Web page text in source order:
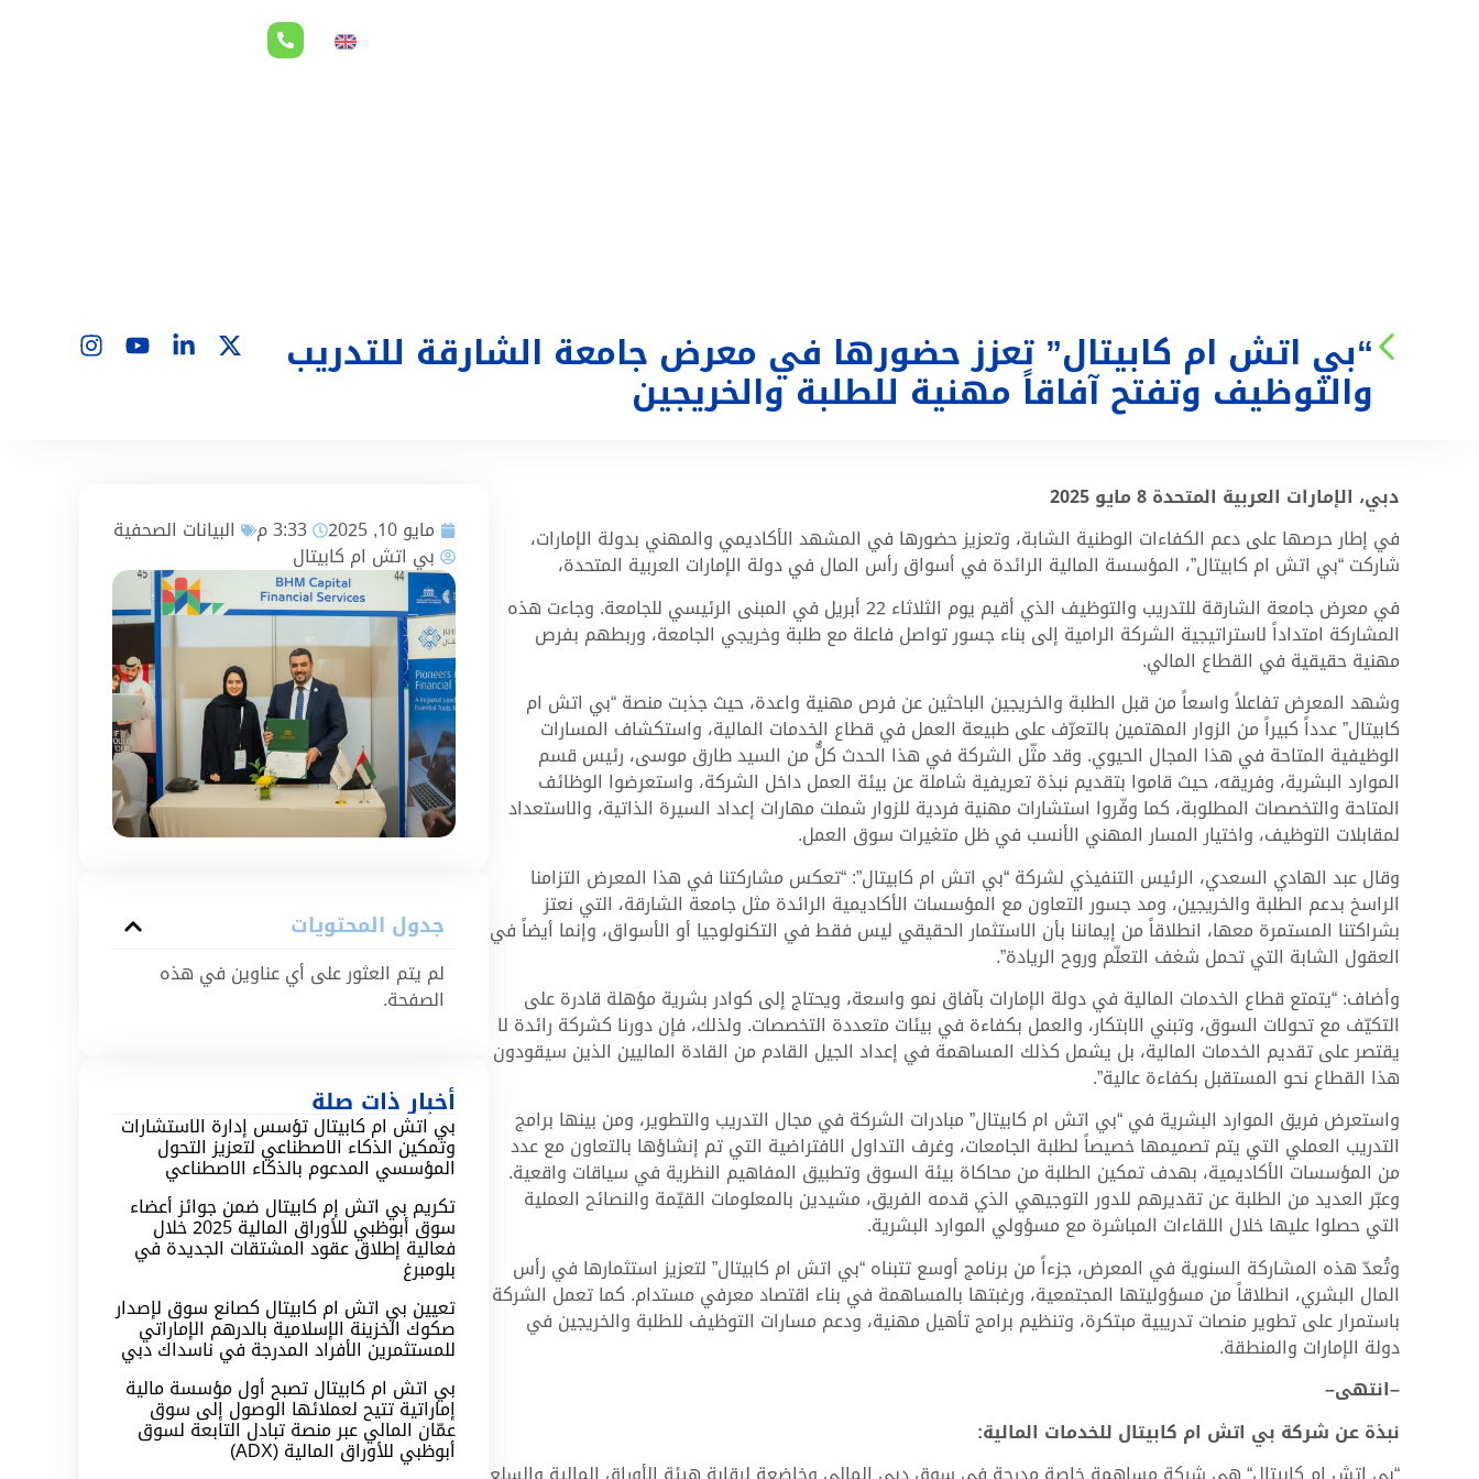
“بي اتش ام كابيتال” تعزز حضورها في معرض جامعة الشارقة للتدريب
والتوظيف وتفتح آفاقاً مهنية للطلبة والخريجين
مايو 10, 2025 3:33 م البيانات الصحفية
بي اتش ام كابيتال
جدول المحتويات
لم يتم العثور على أي عناوين في هذه
الصفحة.
أخبار ذات صلة
بي اتش ام كابيتال تؤسس إدارة الاستشارات
وتمكين الذكاء الاصطناعي لتعزيز التحول
المؤسسي المدعوم بالذكاء الاصطناعي
تكريم بي اتش إم كابيتال ضمن جوائز أعضاء
سوق أبوظبي للأوراق المالية 2025 خلال
فعالية إطلاق عقود المشتقات الجديدة في
بلومبرغ
تعيين بي اتش ام كابيتال كصانع سوق لإصدار
صكوك الخزينة الإسلامية بالدرهم الإماراتي
للمستثمرين الأفراد المدرجة في ناسداك دبي
بي اتش ام كابيتال تصبح أول مؤسسة مالية
إماراتية تتيح لعملائها الوصول إلى سوق
عمّان المالي عبر منصة تبادل التابعة لسوق
أبوظبي للأوراق المالية (ADX)
دبي، الإمارات العربية المتحدة8مايو2025
في إطار حرصها على دعم الكفاءات الوطنية الشابة، وتعزيز حضورها في المشهد الأكاديمي والمهني بدولة الإمارات،
شاركت “بي اتش ام كابيتال”، المؤسسة المالية الرائدة في أسواق رأس المال في دولة الإمارات العربية المتحدة،
في معرض جامعة الشارقة للتدريب والتوظيف الذي أقيم يوم الثلاثاء 22 أبريل في المبنى الرئيسي للجامعة. وجاءت هذه
المشاركة امتداداً لاستراتيجية الشركة الرامية إلى بناء جسور تواصل فاعلة مع طلبة وخريجي الجامعة، وربطهم بفرص
مهنية حقيقية في القطاع المالي.
وشهد المعرض تفاعلاً واسعاً من قبل الطلبة والخريجين الباحثين عن فرص مهنية واعدة، حيث جذبت منصة “بي اتش ام
كابيتال” عدداً كبيراً من الزوار المهتمين بالتعرّف على طبيعة العمل في قطاع الخدمات المالية، واستكشاف المسارات
الوظيفية المتاحة في هذا المجال الحيوي. وقد مثّل الشركة في هذا الحدث كلٌّ من السيد طارق موسى، رئيس قسم
الموارد البشرية، وفريقه، حيث قاموا بتقديم نبذة تعريفية شاملة عن بيئة العمل داخل الشركة، واستعرضوا الوظائف
المتاحة والتخصصات المطلوبة، كما وفّروا استشارات مهنية فردية للزوار شملت مهارات إعداد السيرة الذاتية، والاستعداد
لمقابلات التوظيف، واختيار المسار المهني الأنسب في ظل متغيرات سوق العمل.
وقال عبد الهادي السعدي، الرئيس التنفيذي لشركة “بي اتش ام كابيتال”: “تعكس مشاركتنا في هذا المعرض التزامنا
الراسخ بدعم الطلبة والخريجين، ومد جسور التعاون مع المؤسسات الأكاديمية الرائدة مثل جامعة الشارقة، التي نعتز
بشراكتنا المستمرة معها، انطلاقاً من إيماننا بأن الاستثمار الحقيقي ليس فقط في التكنولوجيا أو الأسواق، وإنما أيضاً في
العقول الشابة التي تحمل شغف التعلّم وروح الريادة”.
وأضاف: “يتمتع قطاع الخدمات المالية في دولة الإمارات بآفاق نمو واسعة، ويحتاج إلى كوادر بشرية مؤهلة قادرة على
التكيّف مع تحولات السوق، وتبني الابتكار، والعمل بكفاءة في بيئات متعددة التخصصات. ولذلك، فإن دورنا كشركة رائدة لا
يقتصر على تقديم الخدمات المالية، بل يشمل كذلك المساهمة في إعداد الجيل القادم من القادة الماليين الذين سيقودون
هذا القطاع نحو المستقبل بكفاءة عالية”.
واستعرض فريق الموارد البشرية في “بي اتش ام كابيتال” مبادرات الشركة في مجال التدريب والتطوير، ومن بينها برامج
التدريب العملي التي يتم تصميمها خصيصاً لطلبة الجامعات، وغرف التداول الافتراضية التي تم إنشاؤها بالتعاون مع عدد
من المؤسسات الأكاديمية، بهدف تمكين الطلبة من محاكاة بيئة السوق وتطبيق المفاهيم النظرية في سياقات واقعية.
وعبّر العديد من الطلبة عن تقديرهم للدور التوجيهي الذي قدمه الفريق، مشيدين بالمعلومات القيّمة والنصائح العملية
التي حصلوا عليها خلال اللقاءات المباشرة مع مسؤولي الموارد البشرية.
وتُعدّ هذه المشاركة السنوية في المعرض، جزءاً من برنامج أوسع تتبناه “بي اتش ام كابيتال” لتعزيز استثمارها في رأس
المال البشري، انطلاقاً من مسؤوليتها المجتمعية، ورغبتها بالمساهمة في بناء اقتصاد معرفي مستدام. كما تعمل الشركة
باستمرار على تطوير منصات تدريبية مبتكرة، وتنظيم برامج تأهيل مهنية، ودعم مسارات التوظيف للطلبة والخريجين في
دولة الإمارات والمنطقة.
–انتهى–
نبذةعن شركة بي اتش ام كابيتال للخدمات المالية: